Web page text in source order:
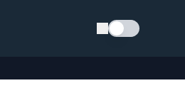
Schimba tema